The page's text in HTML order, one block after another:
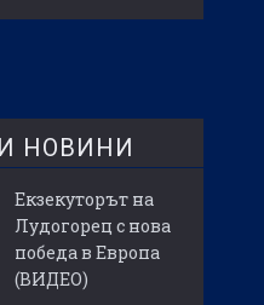
НОВИНИ
Екзекуторът на
Лудогорец с нова
победа в Европа
(ВИДЕО)